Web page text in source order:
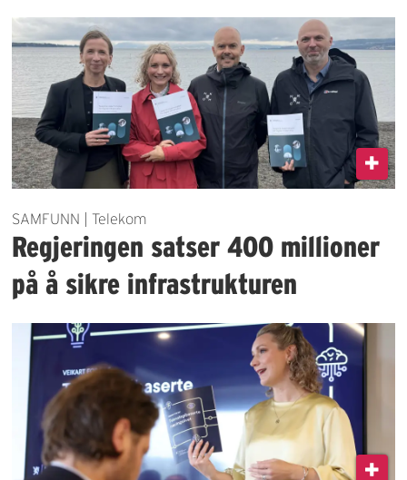
SAMFUNN | Telekom
Regjeringen satser 400 millioner
på å sikre infrastrukturen